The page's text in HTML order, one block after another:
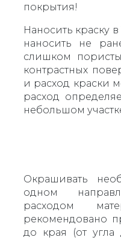
покрытия!
Наносить краску
наносить не
слишком
контрастных
и расход краски
расход
небольшом
Окрашивать
одном
расходом
рекомендовано
до края (от